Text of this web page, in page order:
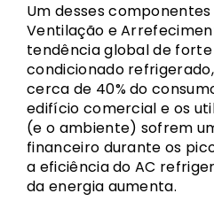
Um desses
Ventilação e
tendência global de
condicionado
cerca de 40% do
edifício comercial e os
(e o ambiente) sofrem
financeiro durante os
a eficiência do AC
da energia aumenta.